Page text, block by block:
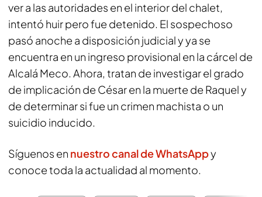
ver a las autoridades en el interior del chalet,
intentó huir pero fue detenido. El sospechoso
pasó anoche a disposición judicial y ya se
encuentra en un ingreso provisional en la cárcel de
Alcalá Meco. Ahora, tratan de investigar el grado
de implicación de César en la muerte de Raquel y
de determinar si fue un crimen machista o un
suicidio inducido.
Síguenos en nuestro canal de WhatsAppy
conoce toda la actualidad al momento.